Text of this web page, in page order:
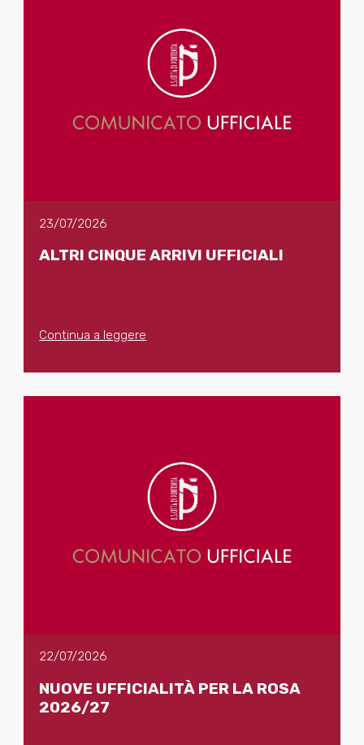
23/07/2026
ALTRI CINQUE ARRIVI UFFICIALI
Continua a leggere
22/07/2026
NUOVE UFFICIALITÀ PER LA ROSA
2026/27